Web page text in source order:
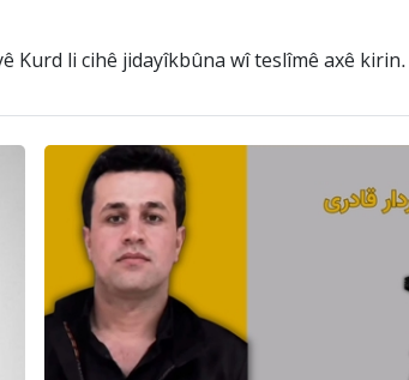
Kurd li cihê jidayîkbûna wî teslîmê axê kirin.